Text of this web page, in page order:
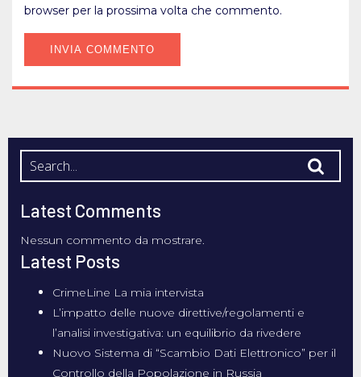
browser per la prossima volta che commento.
Latest Comments
Nessun commento da mostrare.
Latest Posts
CrimeLine La mia intervista
L’impatto delle nuove direttive/regolamenti e
l’analisi investigativa: un equilibrio da rivedere
Nuovo Sistema di “Scambio Dati Elettronico” per il
Controllo della Popolazione in Russia